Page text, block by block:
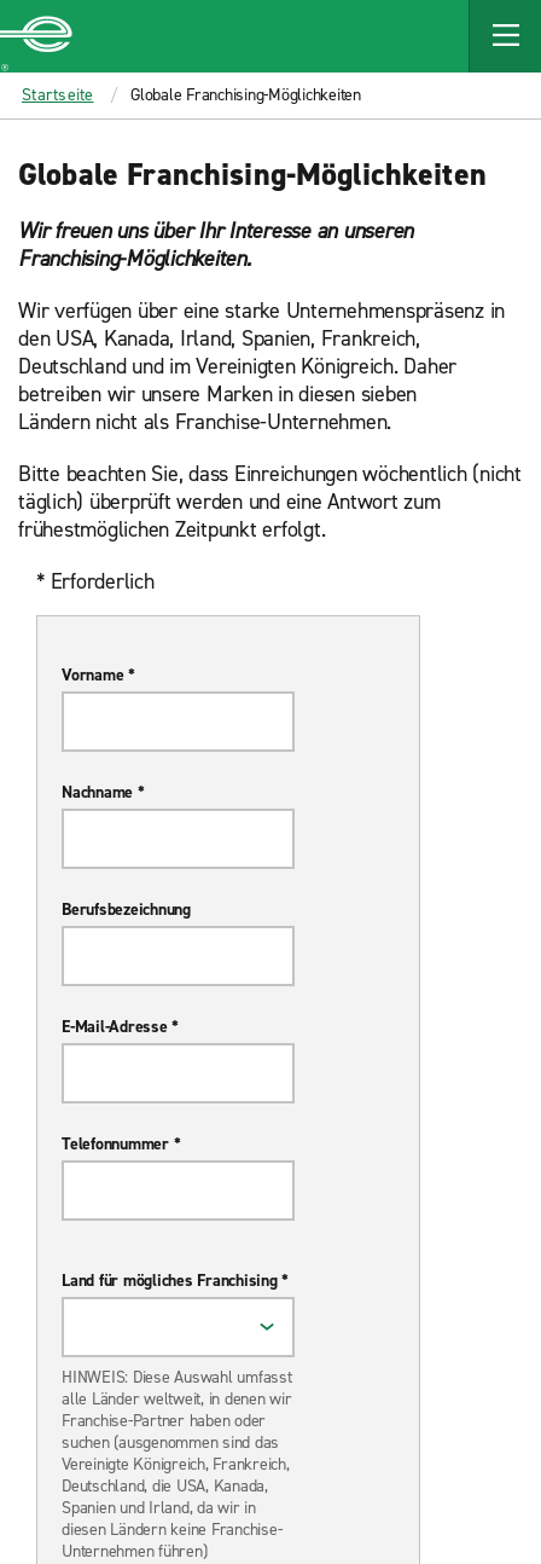
MAIN
CONTENT
Enterprise
Startseite Globale Franchising-Möglichkeiten
Globale Franchising-Möglichkeiten
Wir freuen uns über Ihr Interesse an unseren
Franchising-Möglichkeiten.
Wir verfügen über eine starke Unternehmenspräsenz in
den USA, Kanada, Irland, Spanien, Frankreich,
Deutschland und im Vereinigten Königreich. Daher
betreiben wir unsere Marken in diesen sieben
Ländern nicht als Franchise-Unternehmen.
Bitte beachten Sie, dass Einreichungen wöchentlich (nicht
täglich) überprüft werden und eine Antwort zum
frühestmöglichen Zeitpunkt erfolgt.
* Erforderlich
Vorname *
Nachname *
Berufsbezeichnung
E-Mail-Adresse *
Telefonnummer *
Land für mögliches Franchising *
HINWEIS: Diese Auswahl umfasst
alle Länder weltweit, in denen wir
Franchise-Partner haben oder
suchen (ausgenommen sind das
Vereinigte Königreich, Frankreich,
Deutschland, die USA, Kanada,
Spanien und Irland, da wir in
diesen Ländern keine Franchise-
Unternehmen führen)